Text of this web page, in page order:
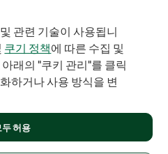
관련 기술이 사용됩니
쿠기 정책에 따른 수집 및
래의 "쿠키 관리"를 클릭
하거나 사용 방식을 변
두 허용